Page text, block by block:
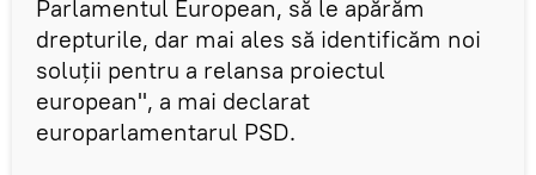
Parlamentul European, să le apărăm
drepturile, dar mai ales să identificăm noi
soluții pentru a relansa proiectul
european", a mai declarat
europarlamentarul PSD.